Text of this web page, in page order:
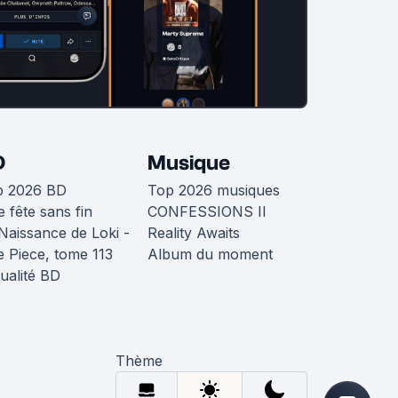
2026 BD
fête sans fin
de Loki -
Piece, tome 113
BD
Musique
Top 2026 musiques
CONFESSIONS II
Reality Awaits
Album du moment
Thème